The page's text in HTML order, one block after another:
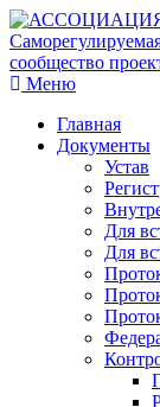
Меню
Главная
Документы
Устав
Для
Для